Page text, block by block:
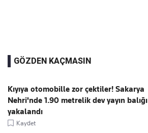
GÖZDEN KAÇMASIN
Kıyıya otomobille zor çektiler! Sakarya
Nehri'nde 1.90 metrelik dev yayın balığı
yakalandı
Kaydet